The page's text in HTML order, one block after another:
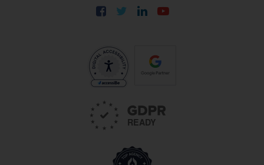
FacebookTwitter LinkedIn